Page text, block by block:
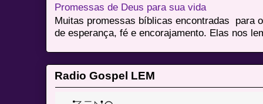
Promessas de Deus para sua vida
Muitas promessas bíblicas encontradas para
de esperança, fé e encorajamento. Elas nos
Radio Gospel LEM